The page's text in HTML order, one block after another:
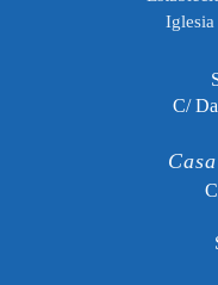
Iglesia
C/